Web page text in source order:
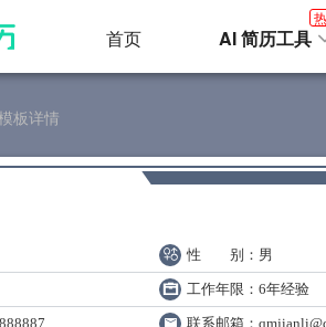
首页 AI 简历工具
板详情
性 别 ：男
工作年限 ：6年经验
联系邮箱 ：